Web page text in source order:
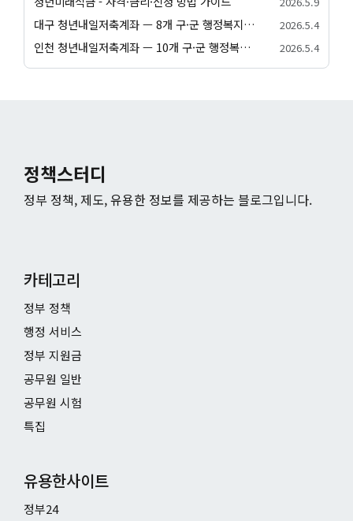
대구 청년내일저축계좌 — 8개 구·군 행정복지센터 신청 방법 2026.5.4
인천 청년내일저축계좌 — 10개 구·군 행정복지센터 신청 방법 2026.5.4
정책스터디
정부 정책, 제도, 유용한 정보를 제공하는 블로그입니다.
카테고리
정부 정책
행정 서비스
정부 지원금
공무원 일반
공무원 시험
특집
유용한사이트
정부24